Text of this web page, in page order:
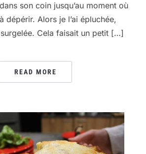
son coin jusqu’au moment où
dépérir. Alors je l’ai épluchée,
Cela faisait un petit […]
READ MORE